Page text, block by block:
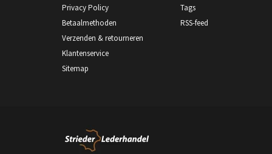
Privacy Policy
Betaalmethoden
Verzenden & retourneren
Klantenservice
Sitemap
Tags
RSS-feed